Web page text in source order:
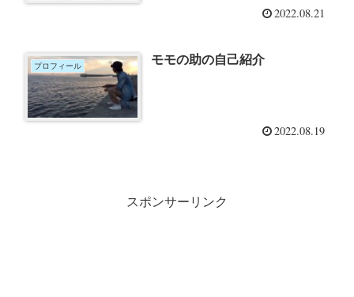
2022.08.21
プロフィール モモの助の自己紹介
2022.08.19
スポンサーリンク